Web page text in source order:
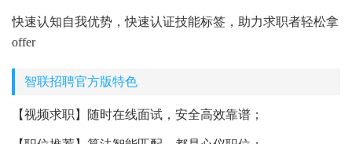
快速认知自我优势，快速认证技能标签，助力求职者轻松拿
offer
智联招聘官方版特色
【视频求职】随时在线面试，安全高效靠谱；